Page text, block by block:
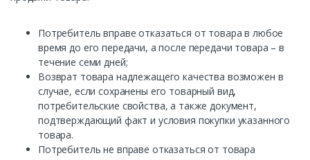
Потребитель вправе отказаться от товара в любое
время до его передачи, а после передачи товара – в
течение семи дней;
Возврат товара надлежащего качества возможен в
случае, если сохранены его товарный вид,
потребительские свойства, а также документ,
подтверждающий факт и условия покупки указанного
товара.
Потребитель не вправе отказаться от товара